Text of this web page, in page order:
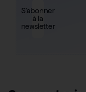
S'abonner
à la
newsletter